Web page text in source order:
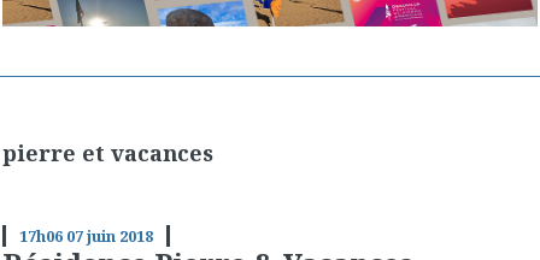
pierre et vacances
17h06 07juin 2018